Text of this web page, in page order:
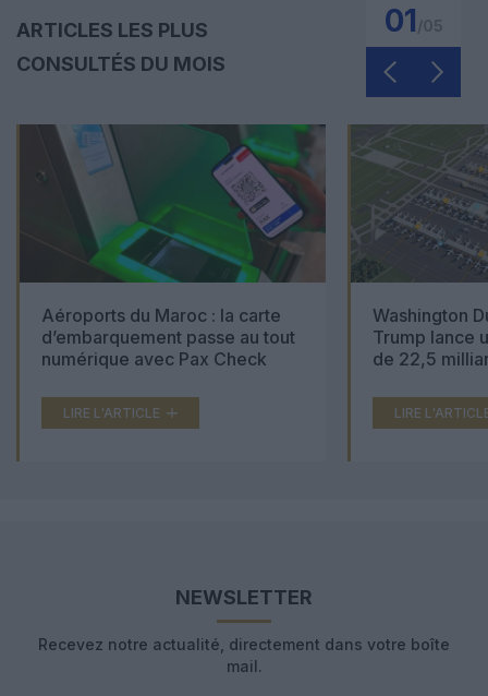
ARTICLES LES PLUS
CONSULTÉS DU MOIS
01
Aéroports du Maroc : la carte
d’embarquement passe au tout
numérique avec Pax Check
LIRE L'ARTICLE
Washington
Trump lance
de 22,5
LIRE
NEWSLETTER
Recevez notre actualité, directement dans votre boîte
mail.